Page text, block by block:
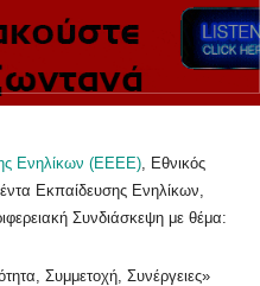
Ενηλίκων (ΕΕΕΕ) , Εθνικός
Εκπαίδευσης Ενηλίκων,
Συνδιάσκεψη με θέμα:
Συμμετοχή, Συνέργειες»